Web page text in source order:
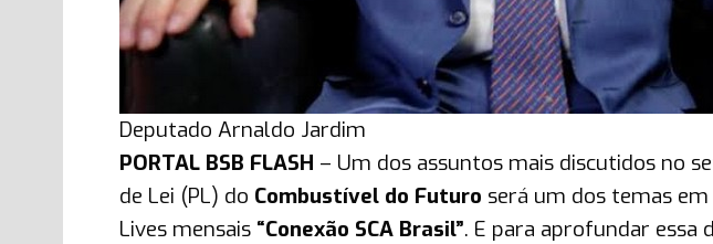
Deputado Arnaldo Jardim
PORTAL BSB FLASH – Um dos assuntos mais discutidos no
de Lei (PL) do Combustível do Futuro será um dos temas
Lives mensais “Conexão SCA Brasil”. E para aprofundar essa